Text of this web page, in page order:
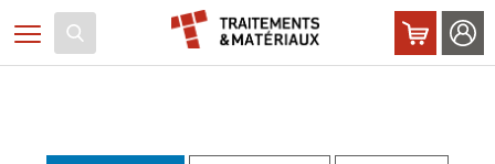
Toggle navigation
Panneau de gestion des cookies